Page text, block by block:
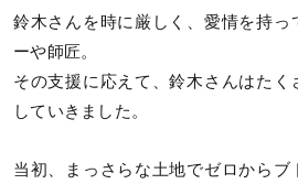
鈴木さんを時に厳しく、愛情を持っ
ーや師匠。
その支援に応えて、鈴木さんはたく
していきました。
当初、まっさらな土地でゼロからブ